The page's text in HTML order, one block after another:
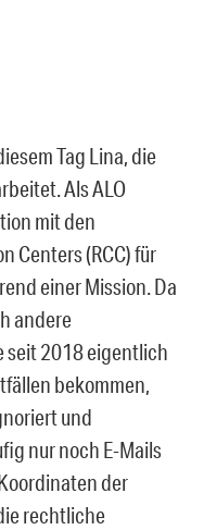
Tag Lina, die
Als ALO
mit den
Centers (RCC) für
einer Mission. Da
andere
seit 2018 eigentlich
bekommen,
und
nur noch E-Mails
der
rechtliche